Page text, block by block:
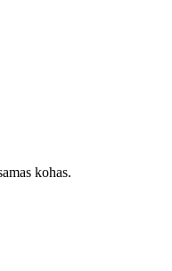
kohas.